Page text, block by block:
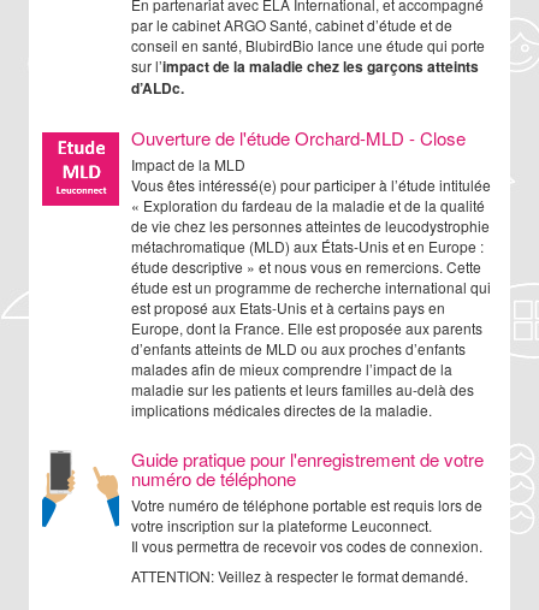
En partenariat avec ELA International, et accompagné
par le cabinet ARGO Santé, cabinet d’étude et de
conseil en santé, BlubirdBio lance une étude qui porte
sur l’impact de la maladie chez les garçons atteints
d’ALDc.
Ouverture de l'étude Orchard-MLD - Close
Impact de la MLD
Vous êtes intéressé(e) pour participer à l’étude intitulée
« Exploration du fardeau de la maladie et de la qualité
de vie chez les personnes atteintes de leucodystrophie
métachromatique (MLD) aux États-Unis et en Europe :
étude descriptive » et nous vous en remercions. Cette
étude est un programme de recherche international qui
est proposé aux Etats-Unis et à certains pays en
Europe, dont la France. Elle est proposée aux parents
d’enfants atteints de MLD ou aux proches d’enfants
malades afin de mieux comprendre l’impact de la
maladie sur les patients et leurs familles au-delà des
implications médicales directes de la maladie.
Guide pratique pour l'enregistrement de votre
numéro de téléphone
Votre numéro de téléphone portable est requis lors de
votre inscription sur la plateforme Leuconnect.
Il vous permettra de recevoir vos codes de connexion.
ATTENTION: Veillez à respecter le format demandé.